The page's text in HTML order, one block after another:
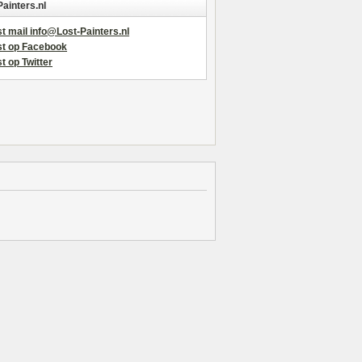
mail info@Lost-Painters.nl
op Facebook
op Twitter